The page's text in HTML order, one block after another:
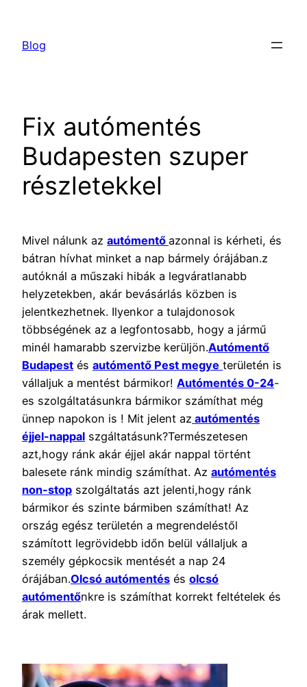
tartalomhoz
Blog
Fix autómentés
Budapesten szuper
részletekkel
Mivel nálunk az autómentő azonnal is kérheti, és
bátran hívhat minket a nap bármely órájában.z
autóknál a műszaki hibák a legváratlanabb
helyzetekben, akár bevásárlás közben is
jelentkezhetnek. Ilyenkor a tulajdonosok
többségének az a legfontosabb, hogy a jármű
minél hamarabb szervizbe kerüljön.Autómentő
Budapest és autómentő Pest megye területén is
vállaljuk a mentést bármikor! Autómentés 0-24-
es szolgáltatásunkra bármikor számíthat még
ünnep napokon is ! Mit jelent az autómentés
éjjel-nappal szgáltatásunk?Természetesen
azt,hogy ránk akár éjjel akár nappal történt
balesete ránk mindig számíthat. Az autómentés
non-stop szolgáltatás azt jelenti,hogy ránk
bármikor és szinte bármiben számíthat! Az
ország egész területén a megrendeléstől
számított legrövidebb időn belül vállaljuk a
személy gépkocsik mentését a nap 24
órájában.Olcsó autómentés és olcsó
autómentőnkre is számíthat korrekt feltételek és
árak mellett.